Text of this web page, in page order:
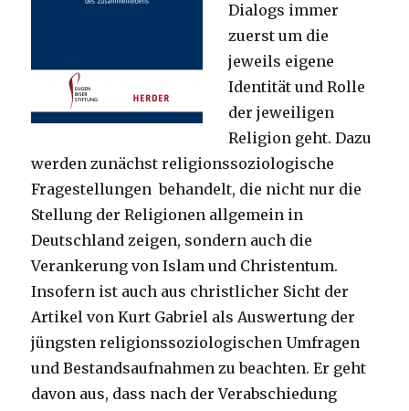
Dialogs immer
zuerst um die
jeweils eigene
Identität und Rolle
der jeweiligen
Religion geht. Dazu
werden zunächst religionssoziologische
Fragestellungen behandelt, die nicht nur die
Stellung der Religionen allgemein in
Deutschland zeigen, sondern auch die
Verankerung von Islam und Christentum.
Insofern ist auch aus christlicher Sicht der
Artikel von Kurt Gabriel als Auswertung der
jüngsten religionssoziologischen Umfragen
und Bestandsaufnahmen zu beachten. Er geht
davon aus, dass nach der Verabschiedung